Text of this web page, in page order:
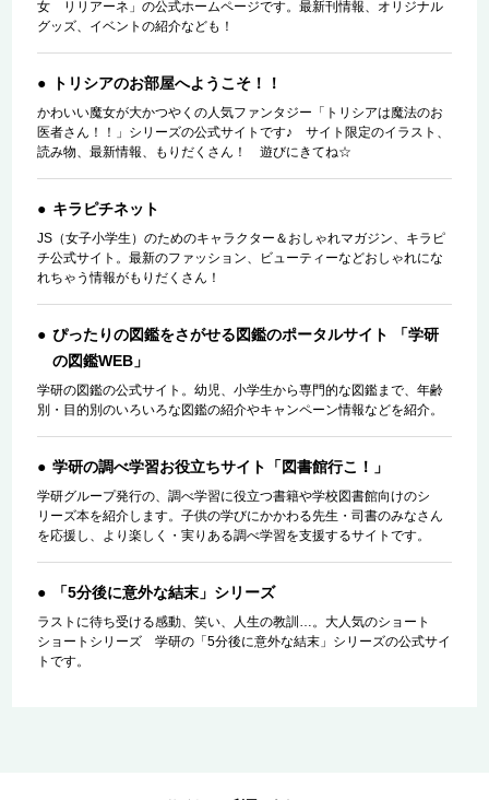
女 リリアーネ」の公式ホームページです。最新刊情報、オリジナル
グッズ、イベントの紹介なども！
トリシアのお部屋へようこそ！！
かわいい魔女が大かつやくの人気ファンタジー「トリシアは魔法のお
医者さん！！」シリーズの公式サイトです♪ サイト限定のイラスト、
読み物、最新情報、もりだくさん！ 遊びにきてね☆
キラピチネット
JS（女子小学生）のためのキャラクター＆おしゃれマガジン、キラピ
チ公式サイト。最新のファッション、ビューティーなどおしゃれにな
れちゃう情報がもりだくさん！
ぴったりの図鑑をさがせる図鑑のポータルサイト 「学研
の図鑑WEB」
学研の図鑑の公式サイト。幼児、小学生から専門的な図鑑まで、年齢
別・目的別のいろいろな図鑑の紹介やキャンペーン情報などを紹介。
学研の調べ学習お役立ちサイト「図書館行こ！」
学研グループ発行の、調べ学習に役立つ書籍や学校図書館向けのシ
リーズ本を紹介します。子供の学びにかかわる先生・司書のみなさん
を応援し、より楽しく・実りある調べ学習を支援するサイトです。
「5分後に意外な結末」シリーズ
ラストに待ち受ける感動、笑い、人生の教訓…。大人気のショート
ショートシリーズ 学研の「5分後に意外な結末」シリーズの公式サイ
トです。